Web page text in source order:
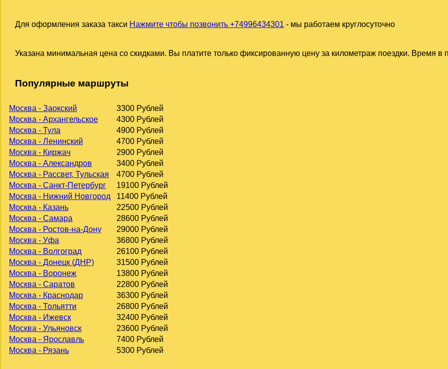
Для оформления заказа такси Нажмите чтобы позвонить +74996434301 - мы работаем круглосуточно
Указана минимальная цена со скидками. Вы платите только фиксированную цену за километраж поездки. Время в
Популярные маршруты
Москва - Заокский
3300 Рублей
Москва - Архангельское
4300 Рублей
Москва - Тула
4900 Рублей
Москва - Ленинский
4700 Рублей
Москва - Киржач
2900 Рублей
Москва - Александров
3400 Рублей
Москва - Рассвет, Тульская
4700 Рублей
Москва - Санкт-Петербург
19100 Рублей
Москва - Нижний Новгород
11400 Рублей
Москва - Казань
22500 Рублей
Москва - Самара
28600 Рублей
Москва - Ростов-на-Дону
29000 Рублей
Москва - Уфа
36800 Рублей
Москва - Волгоград
26100 Рублей
Москва - Донецк (ДНР)
31500 Рублей
Москва - Воронеж
13800 Рублей
Москва - Саратов
22800 Рублей
Москва - Краснодар
36300 Рублей
Москва - Тольятти
26800 Рублей
Москва - Ижевск
32400 Рублей
Москва - Ульяновск
23600 Рублей
Москва - Ярославль
7400 Рублей
Москва - Рязань
5300 Рублей